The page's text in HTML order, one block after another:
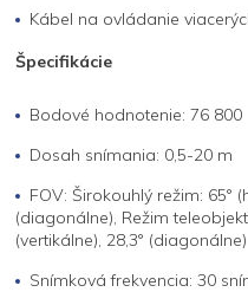
Kábel na ovládanie
Špecifikácie
Bodové hodnotenie: 76 800
Dosah snímania: 0,5-20 m
FOV: Širokouhlý režim: 65°
(diagonálne), Režim
(vertikálne), 28,3° (diagonálne)
Snímková frekvencia: 30